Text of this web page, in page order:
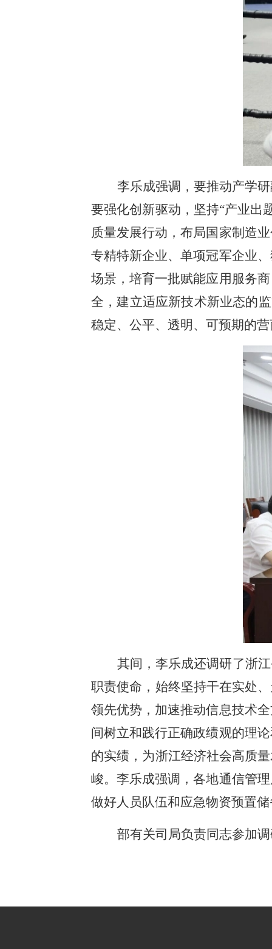
李乐成强调，要推动产学
要强化创新驱动，坚持“产业出
质量发展行动，布局国家制造
专精特新企业、单项冠军企业
场景，培育一批赋能应用服务
全，建立适应新技术新业态的
稳定、公平、透明、可预期的
其间，李乐成还调研了浙
职责使命，始终坚持干在实处
领先优势，加速推动信息技术
间树立和践行正确政绩观的理
的实绩，为浙江经济社会高质
峻。李乐成强调，各地通信管
做好人员队伍和应急物资预置
部有关司局负责同志参加